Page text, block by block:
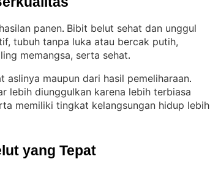
panen. Bibit belut sehat dan unggul
tubuh tanpa luka atau bercak putih,
memangsa, serta sehat.
aslinya maupun dari hasil pemeliharaan
lebih diunggulkan karena lebih terbiasa
memiliki tingkat kelangsungan hidup lebih
yang Tepat